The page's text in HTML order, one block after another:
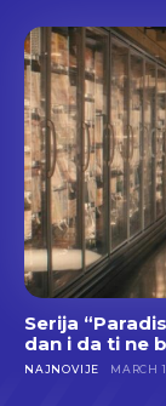
Serija
dan i da ti ne
NAJNOVIJE MARCH